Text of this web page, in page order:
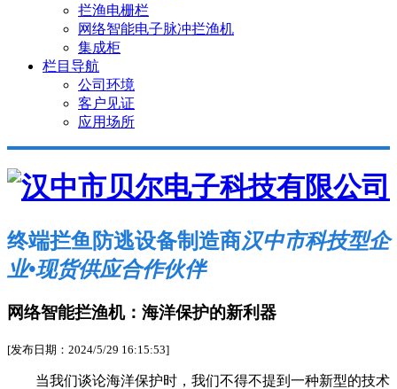
拦渔电栅栏
网络智能电子脉冲拦渔机
集成柜
栏目导航
公司环境
客户见证
应用场所
终端拦鱼防逃设备制造商汉中市科技型企
业•现货供应合作伙伴
网络智能拦渔机：海洋保护的新利器
[发布日期：2024/5/29 16:15:53]
当我们谈论海洋保护时，我们不得不提到一种新型的技术